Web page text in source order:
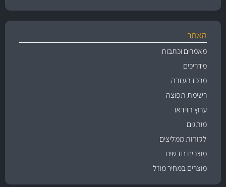
האתר
מאמרים וכתבות
מדריכים
מרכז העזרה
רשימת תפוצה
ערוץ הוידאו
מותגים
לקוחות ממליצים
מוצרים חדשים
מוצרים במחיר מוזל